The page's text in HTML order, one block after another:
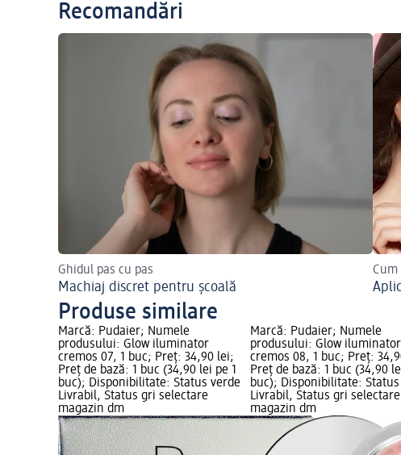
Recomandări
Ghidul pas cu pas
Machiaj discret pentru școală
Cum
Produse similare
Marcă: Pudaier; Numele
produsului: Glow iluminator
cremos 07, 1 buc; Preț: 34,90 lei;
Preț de bază: 1 buc (34,90 lei pe 1
buc); Disponibilitate: Status verde
Livrabil, Status gri selectare
magazin dm
Marcă: Pudaier; Numele
produsului: Glow iluminator
cremos 08, 1 buc; Preț:
Preț de bază: 1 buc (34,90
buc); Disponibilitate: Status
Livrabil, Status gri selectare
magazin dm